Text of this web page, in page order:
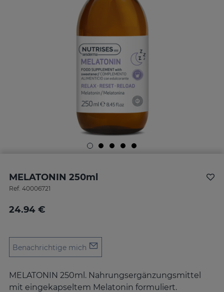
MELATONIN 250ml
Ref. 40006721
24.94 €
Benachrichtige mich
MELATONIN 250ml. Nahrungsergänzungsmittel
mit eingekapseltem Melatonin formuliert.